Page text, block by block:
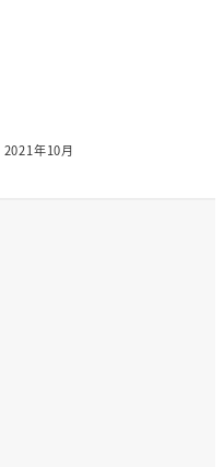
2021年10月